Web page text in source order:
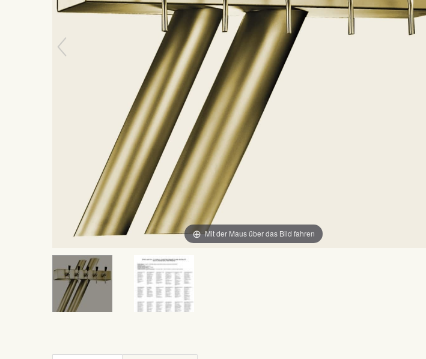
Mit der Maus über das Bild fahren